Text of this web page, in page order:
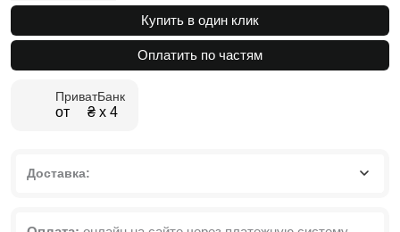
Комод
4
81x103x42.5
Купить в один клик
Оплатить по частям
ПриватБанк
от ₴ х 4
Доставка: